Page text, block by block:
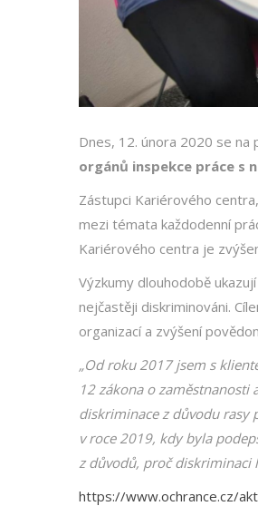
Dnes, 12. února 2020 se na
orgánů inspekce práce s
Zástupci Kariérového
mezi témata každodenní
Kariérového centra je
Výzkumy dlouhodobě
nejčastěji diskriminováni.
organizací a zvýšení
„Od roku 2017 jsem s
12 zákona o zaměstnanosti
diskriminace z důvodu rasy
v roce 2019, kdy byla
z důvodů, proč diskriminaci
https://www.ochrance.cz/